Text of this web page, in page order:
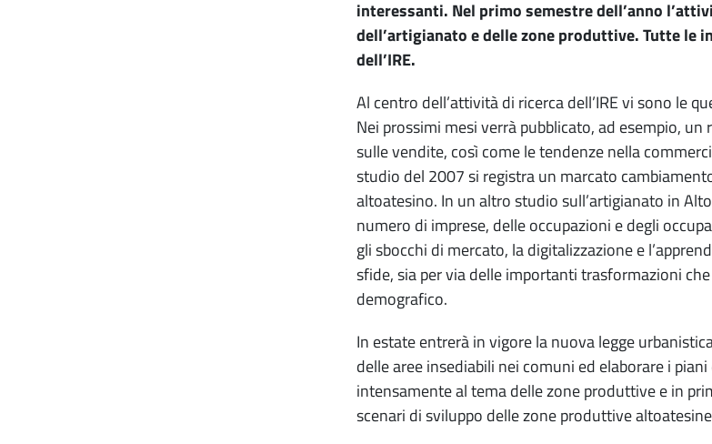
interessanti. Nel primo semestre dell’anno
dell’artigianato e delle zone produttive. Tutte
dell’IRE.
Al centro dell’attività di ricerca dell’IRE vi sono le
Nei prossimi mesi verrà pubblicato, ad esempio,
sulle vendite, così come le tendenze nella
studio del 2007 si registra un marcato
altoatesino. In un altro studio sull’artigianato in
numero di imprese, delle occupazioni e degli
gli sbocchi di mercato, la digitalizzazione e
sfide, sia per via delle importanti trasformazioni
demografico.
In estate entrerà in vigore la nuova legge
delle aree insediabili nei comuni ed elaborare i
intensamente al tema delle zone produttive e in
scenari di sviluppo delle zone produttive